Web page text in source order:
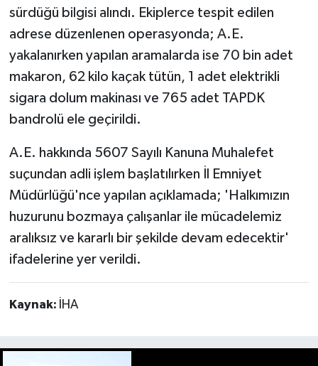
sürdüğü bilgisi alındı. Ekiplerce tespit edilen
adrese düzenlenen operasyonda; A.E.
yakalanırken yapılan aramalarda ise 70 bin adet
makaron, 62 kilo kaçak tütün, 1 adet elektrikli
sigara dolum makinası ve 765 adet TAPDK
bandrolü ele geçirildi.
A.E. hakkında 5607 Sayılı Kanuna Muhalefet
suçundan adli işlem başlatılırken İl Emniyet
Müdürlüğü'nce yapılan açıklamada; 'Halkımızın
huzurunu bozmaya çalışanlar ile mücadelemiz
aralıksız ve kararlı bir şekilde devam edecektir'
ifadelerine yer verildi.
Kaynak: İHA